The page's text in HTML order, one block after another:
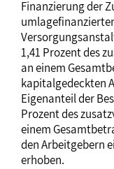
Finanzierung der
1,41 Prozent des
an einem
kapitalgedeckten
Eigenanteil der
Prozent des
einem
den Arbeitgebern
erhoben.